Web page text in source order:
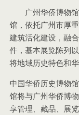
广州华侨博物馆
馆，依托广州市厚
建筑活化建设，融
件，基本展览陈列
将地域历史特色和
中国华侨历史博物
馆将与广州华侨博
享管理、藏品、展